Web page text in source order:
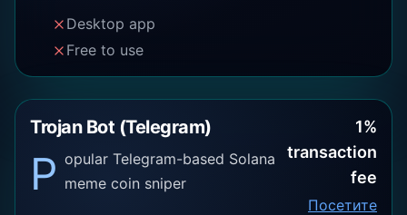
Desktop app
Free to use
Trojan Bot (Telegram)
P opular Telegram-based Solana
meme coin sniper
1%
transaction
fee
Посетите